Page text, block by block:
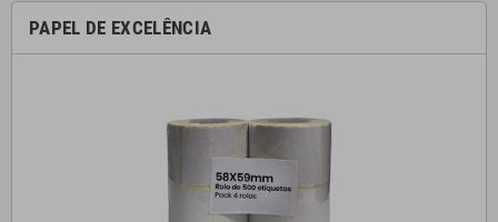
PAPEL DE EXCELÊNCIA